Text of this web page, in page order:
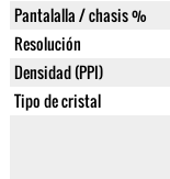
Pantalalla / chasis %
Resolución
Densidad (PPI)
Tipo de cristal